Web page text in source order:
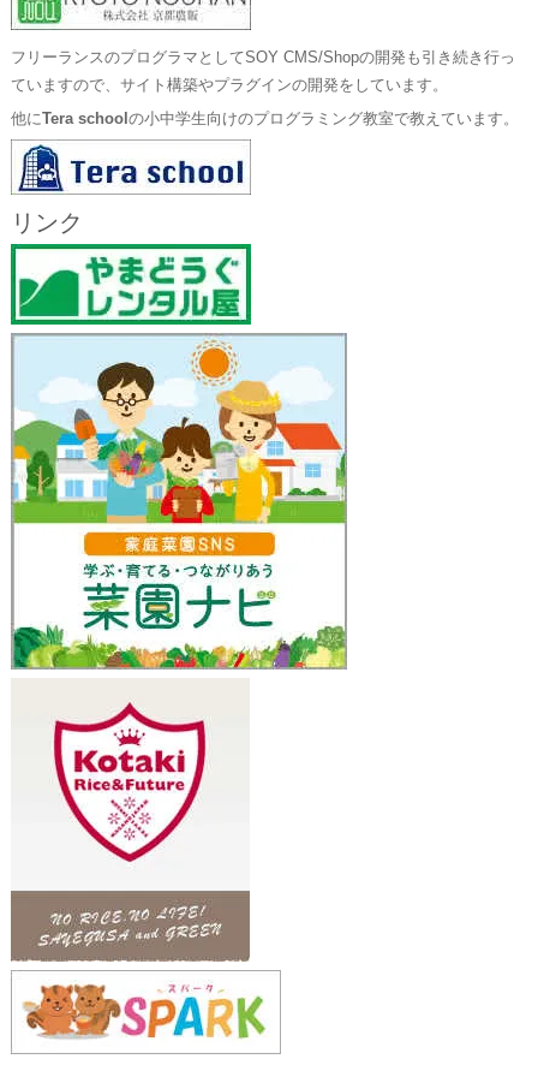
フリーランスのプログラマとしてSOY CMS/Shopの開発も引き続き行っ
ていますので、サイト構築やプラグインの開発をしています。
他にTera school の小中学生向けのプログラミング教室で教えています。
リンク